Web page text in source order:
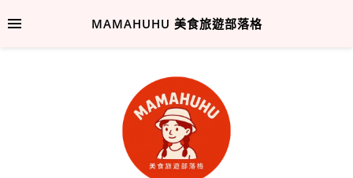
MAMAHUHU 美食旅遊部落格